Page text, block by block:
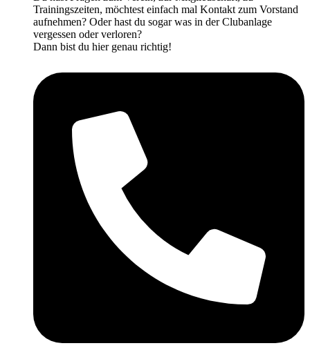
Trainingszeiten, möchtest einfach mal Kontakt zum Vorstand
aufnehmen? Oder hast du sogar was in der Clubanlage
vergessen oder verloren?
Dann bist du hier genau richtig!